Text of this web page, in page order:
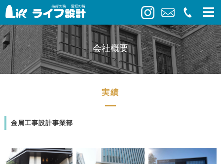
会社概要
実績
金属工事設計事業部